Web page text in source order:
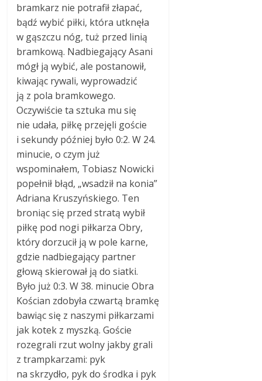
bramkarz nie potrafił złapać,
bądź wybić piłki, która utknęła
w gąszczu nóg, tuż przed linią
bramkową. Nadbiegający Asani
mógł ją wybić, ale postanowił,
kiwając rywali, wyprowadzić
ją z pola bramkowego.
Oczywiście ta sztuka mu się
nie udała, piłkę przejęli goście
i sekundy później było 0:2. W 24.
minucie, o czym już
wspominałem, Tobiasz Nowicki
popełnił błąd, „wsadził na konia”
Adriana Kruszyńskiego. Ten
broniąc się przed stratą wybił
piłkę pod nogi piłkarza Obry,
który dorzucił ją w pole karne,
gdzie nadbiegający partner
głową skierował ją do siatki.
Było już 0:3. W 38. minucie Obra
Kościan zdobyła czwartą bramkę
bawiąc się z naszymi piłkarzami
jak kotek z myszką. Goście
rozegrali rzut wolny jakby grali
z trampkarzami: pyk
na skrzydło, pyk do środka i pyk